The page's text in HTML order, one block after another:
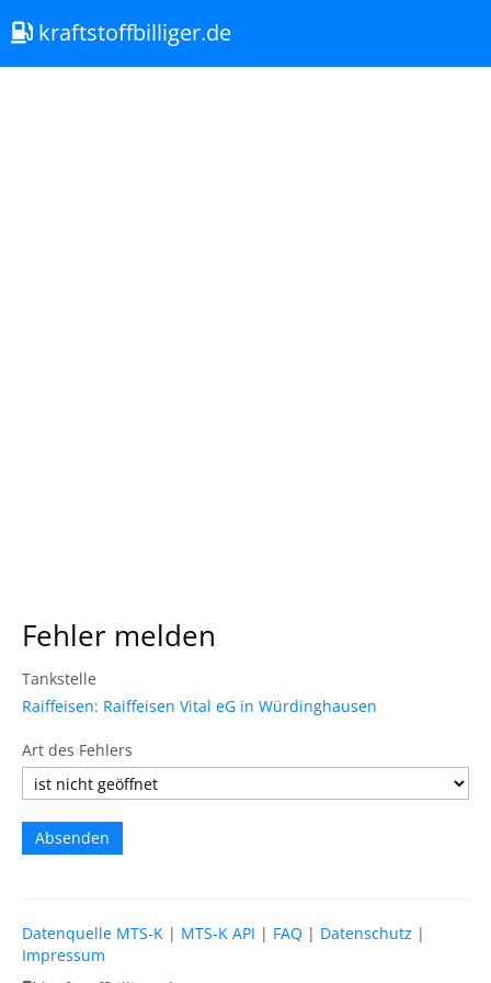
kraftstoffbilliger.de
Fehler melden
Tankstelle
Raiffeisen: Raiffeisen Vital eG in Würdinghausen
Art des Fehlers
Datenquelle MTS-K | MTS-K API | FAQ | Datenschutz |
Impressum